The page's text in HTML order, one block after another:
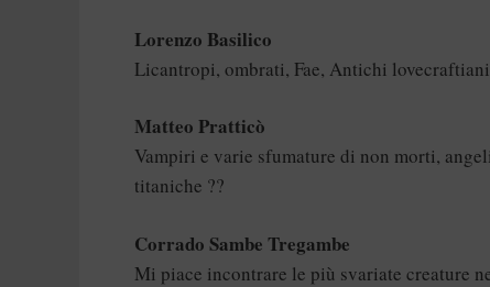
Lorenzo Basilico
Licantropi, ombrati, Fae, Antichi
Matteo Pratticò
Vampiri e varie sfumature di non morti,
titaniche ??
Corrado Sambe Tregambe
Mi piace incontrare le più svariate creature